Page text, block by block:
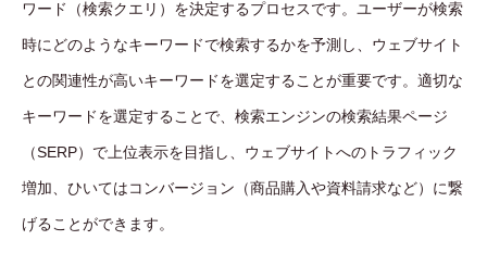
ワード（検索クエリ）を決定するプロセスです。ユーザーが検索
時にどのようなキーワードで検索するかを予測し、ウェブサイト
との関連性が高いキーワードを選定することが重要です。適切な
キーワードを選定することで、検索エンジンの検索結果ページ
（SERP）で上位表示を目指し、ウェブサイトへのトラフィック
増加、ひいてはコンバージョン（商品購入や資料請求など）に繋
げることができます。